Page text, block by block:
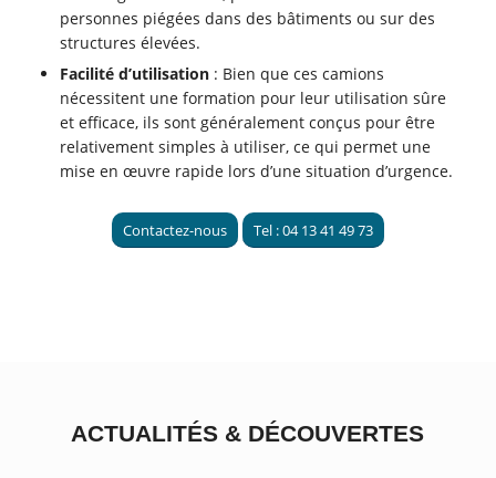
personnes piégées dans des bâtiments ou sur des
structures élevées.
Facilité d’utilisation : Bien que ces camions
nécessitent une formation pour leur utilisation sûre
et efficace, ils sont généralement conçus pour être
relativement simples à utiliser, ce qui permet une
mise en œuvre rapide lors d’une situation d’urgence.
Contactez-nous Tel : 04 13 41 49 73
ACTUALITÉS & DÉCOUVERTES